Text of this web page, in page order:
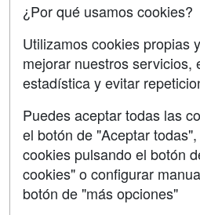
Contactar
Confidencialidad
Copyleft
¿Por qué usamos cookies?
Utilizamos cookies propias
mejorar nuestros servicios,
estadística y evitar
Puedes aceptar todas las
el botón de "Aceptar
cookies pulsando el botón
cookies" o configurar
botón de "más opciones"